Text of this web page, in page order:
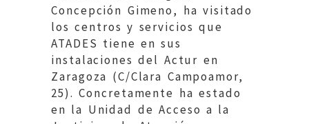
Concepción Gimeno, ha visitado
los centros y servicios que
ATADES tiene en sus
instalaciones del Actur en
Zaragoza (C/Clara Campoamor,
25). Concretamente ha estado
en la Unidad de Acceso a la